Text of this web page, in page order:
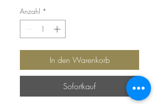
Anzahl *
In den Warenkorb
Sofortkauf